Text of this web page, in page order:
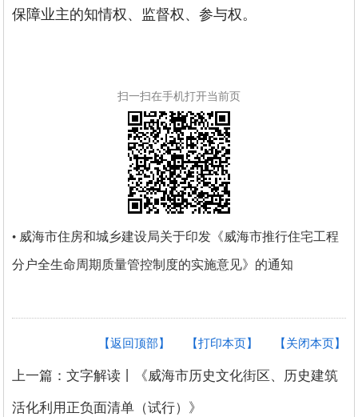
保障业主的知情权、监督权、参与权。
扫一扫在手机打开当前页
• 威海市住房和城乡建设局关于印发《威海市推行住宅工程
分户全生命周期质量管控制度的实施意见》的通知
【关闭本页】
【打印本页】
【返回顶部】
上一篇：文字解读丨《威海市历史文化街区、历史建筑
活化利用正负面清单（试行）》